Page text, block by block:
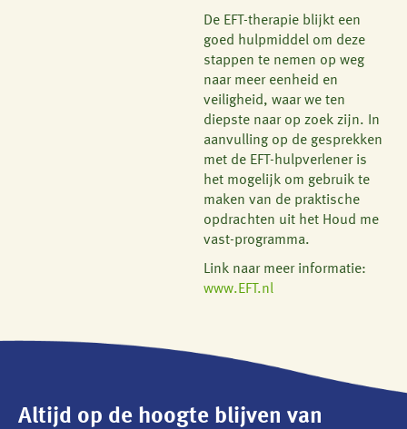
De EFT-therapie blijkt een
goed hulpmiddel om deze
stappen te nemen op weg
naar meer eenheid en
veiligheid, waar we ten
diepste naar op zoek zijn. In
aanvulling op de gesprekken
met de EFT-hulpverlener is
het mogelijk om gebruik te
maken van de praktische
opdrachten uit het Houd me
vast-programma.
Link naar meer informatie:
www.EFT.nl
Altijd op de hoogte blijven van